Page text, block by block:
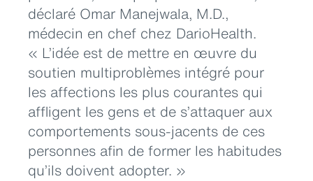
déclaré Omar Manejwala, M.D.,
médecin en chef chez DarioHealth.
« L’idée est de mettre en œuvre du
soutien multiproblèmes intégré pour
les affections les plus courantes qui
affligent les gens et de s’attaquer aux
comportements sous-jacents de ces
personnes afin de former les habitudes
qu’ils doivent adopter. »